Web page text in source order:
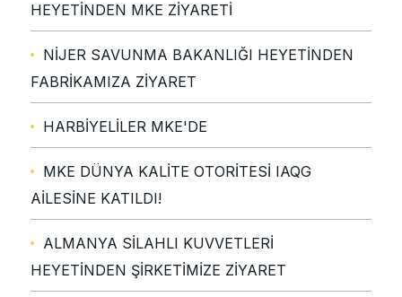
HEYETİNDEN MKE ZİYARETİ
NİJER SAVUNMA BAKANLIĞI HEYETİNDEN
FABRİKAMIZA ZİYARET
HARBİYELİLER MKE'DE
MKE DÜNYA KALİTE OTORİTESİ IAQG
AİLESİNE KATILDI!
ALMANYA SİLAHLI KUVVETLERİ
HEYETİNDEN ŞİRKETİMİZE ZİYARET